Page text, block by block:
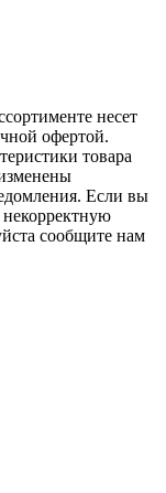
несет
офертой.
товара
Если вы
сообщите нам